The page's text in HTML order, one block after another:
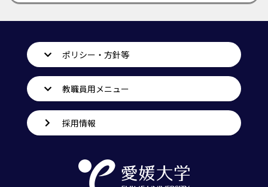
ポリシー・方針等
教職員用メニュー
採用情報